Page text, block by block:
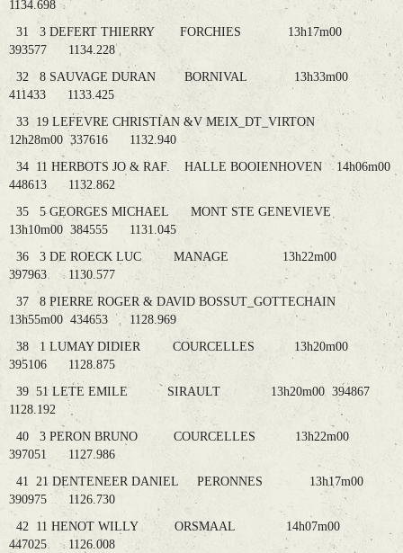
1134.698
31 3 DEFERT THIERRY FORCHIES 13h17m00
393577 1134.228
32 8 SAUVAGE DURAN BORNIVAL 13h33m00
411433 1133.425
33 19 LEFEVRE CHRISTIAN &V MEIX_DT_VIRTON
12h28m00 337616 1132.940
34 11 HERBOTS JO & RAF. HALLE BOOIENHOVEN 14h06m00
448613 1132.862
35 5 GEORGES MICHAEL MONT STE GENEVIEVE
13h10m00 384555 1131.045
36 3 DE ROECK LUC MANAGE 13h22m00
397963 1130.577
37 8 PIERRE ROGER & DAVID BOSSUT_GOTTECHAIN
13h55m00 434653 1128.969
38 1 LUMAY DIDIER COURCELLES 13h20m00
395106 1128.875
39 51 LETE EMILE SIRAULT 13h20m00 394867
1128.192
40 3 PERON BRUNO COURCELLES 13h22m00
397051 1127.986
41 21 DENTENEER DANIEL PERONNES 13h17m00
390975 1126.730
42 11 HENOT WILLY ORSMAAL 14h07m00
447025 1126.008